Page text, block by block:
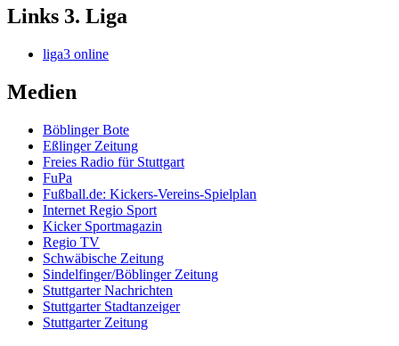
Links 3. Liga
liga3 online
Medien
Böblinger Bote
Eßlinger Zeitung
Freies Radio für Stuttgart
FuPa
Fußball.de: Kickers-Vereins-Spielplan
Internet Regio Sport
Kicker Sportmagazin
Regio TV
Schwäbische Zeitung
Sindelfinger/Böblinger Zeitung
Stuttgarter Nachrichten
Stuttgarter Stadtanzeiger
Stuttgarter Zeitung